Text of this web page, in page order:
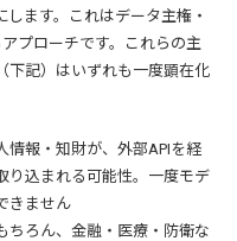
ます。これはデータ主権・
プローチです。これらの主
下記）はいずれも一度顕在化
情報・知財が、外部APIを経
り込まれる可能性。一度モデ
きません
ちろん、金融・医療・防衛な